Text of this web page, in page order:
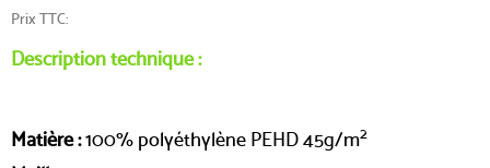
Prix TTC
Description technique :
Matière :100% polyéthylène PEHD 45g/m2